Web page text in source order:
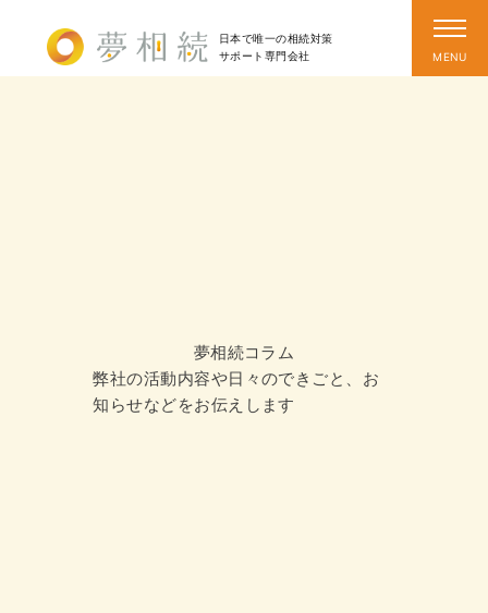
日本で唯一の相続対策
サポート 専門会社
夢相続コラム
弊社の活動内容や日々のできごと、お
知らせなどをお伝えします